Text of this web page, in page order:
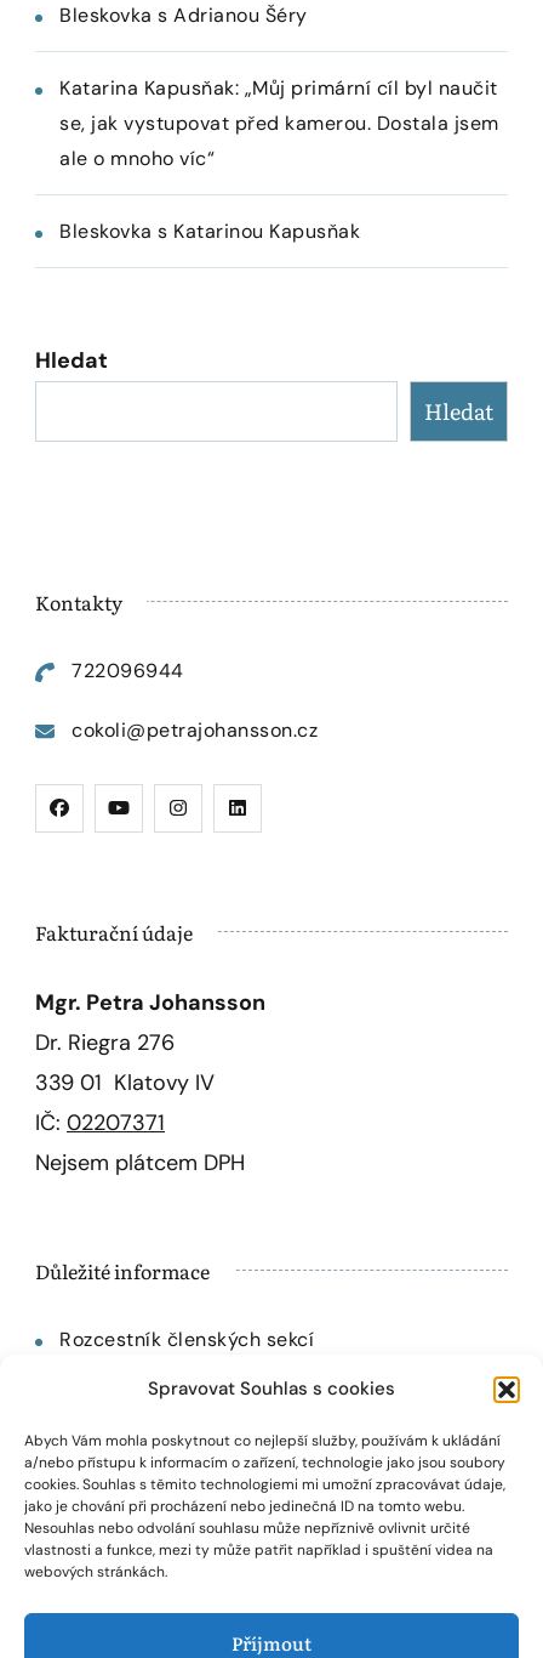
Spravovat Souhlas s cookies
Abych Vám mohla poskytnout co nejlepší služby, používám k ukládání
a/nebo přístupu k informacím o zařízení, technologie jako jsou soubory
cookies. Souhlas s těmito technologiemi mi umožní zpracovávat údaje,
jako je chování při procházení nebo jedinečná ID na tomto webu.
Nesouhlas nebo odvolání souhlasu může nepříznivě ovlivnit určité
vlastnosti a funkce, mezi ty může patřit například i spuštění videa na
webových stránkách.
Příjmout
Bleskovka s Adrianou Šéry
Katarina Kapusňak: „Můj primární cíl byl naučit
se, jak vystupovat před kamerou. Dostala jsem
ale o mnoho víc“
Bleskovka s Katarinou Kapusňak
Hledat
Hledat
Kontakty
722096944
cokoli@petrajohansson.cz
Fakturační údaje
Mgr. Petra Johansson
Dr. Riegra 276
339 01 Klatovy IV
IČ: 02207371
Nejsem plátcem DPH
Důležité informace
Rozcestník členských sekcí
Kdo je Petra Johansson?
Obchodní podmínky
Zásady cookies (EU)
Zásady ochrany osobních údajů